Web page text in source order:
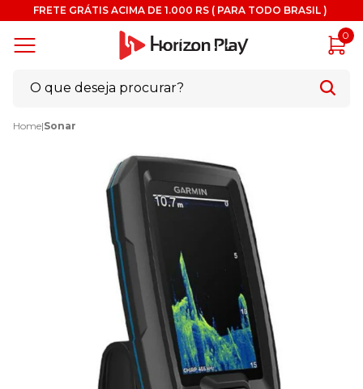
FRETE GRÁTIS ACIMA DE 1.000 RS ( PARA TODO BRASIL )
0
Home|Sonar